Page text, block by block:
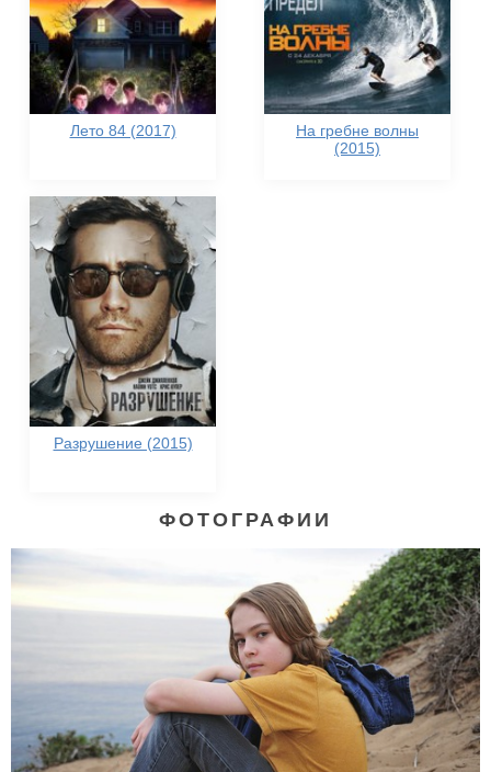
Лето 84 (2017)
На гребне волны
(2015)
Разрушение (2015)
ФОТОГРАФИИ